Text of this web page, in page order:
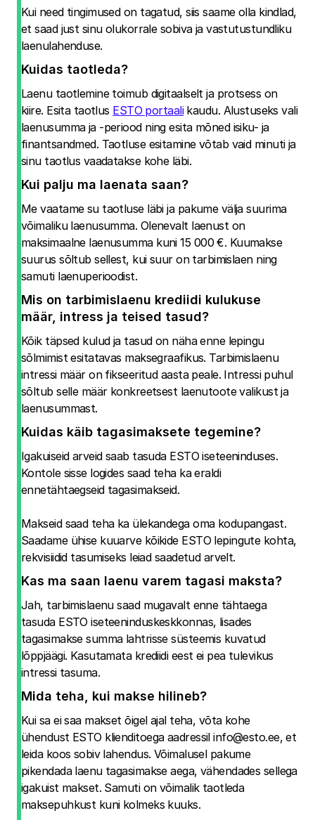
Kui need tingimused on tagatud, siis saame olla kindlad,
et saad just sinu olukorrale sobiva ja vastutustundliku
laenulahenduse.
Kuidas taotleda?
Laenu taotlemine toimub digitaalselt ja protsess on
kiire. Esita taotlus ESTO portaalikaudu. Alustuseks vali
laenusumma ja -periood ning esita mõned isiku- ja
finantsandmed. Taotluse esitamine võtab vaid minuti ja
sinu taotlus vaadatakse kohe läbi.
Kui palju ma laenata saan?
Me vaatame su taotluse läbi ja pakume välja suurima
võimaliku laenusumma. Olenevalt laenust on
maksimaalne laenusumma kuni 15 000 €. Kuumakse
suurus sõltub sellest, kui suur on tarbimislaen ning
samuti laenuperioodist.
Mis on tarbimislaenu krediidi kulukuse
määr, intress ja teised tasud?
Kõik täpsed kulud ja tasud on näha enne lepingu
sõlmimist esitatavas maksegraafikus. Tarbimislaenu
intressi määr on fikseeritud aasta peale. Intressi puhul
sõltub selle määr konkreetsest laenutoote valikust ja
laenusummast.
Kuidas käib tagasimaksete tegemine?
Igakuiseid arveid saab tasuda ESTO iseteeninduses.
Kontole sisse logides saad teha ka eraldi
ennetähtaegseid tagasimakseid.
Makseid saad teha ka ülekandega oma kodupangast.
Saadame ühise kuuarve kõikide ESTO lepingute kohta,
rekvisiidid tasumiseks leiad saadetud arvelt.
Kas ma saan laenu varem tagasi maksta?
Jah, tarbimislaenu saad mugavalt enne tähtaega
tasuda ESTO iseteeninduskeskkonnas, lisades
tagasimakse summa lahtrisse süsteemis kuvatud
lõppjäägi. Kasutamata krediidi eest ei pea tulevikus
intressi tasuma.
Mida teha, kui makse hilineb?
Kui sa ei saa makset õigel ajal teha, võta kohe
ühendust ESTO klienditoega aadressilinfo@esto.ee, et
leida koos sobiv lahendus. Võimalusel pakume
pikendada laenu tagasimakse aega, vähendades sellega
igakuist makset. Samuti on võimalik taotleda
maksepuhkust kuni kolmeks kuuks.